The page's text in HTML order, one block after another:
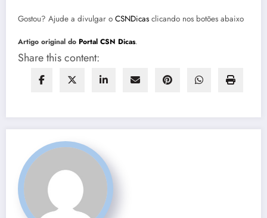
Gostou? Ajude a divulgar o CSNDicas clicando nos botões abaixo
Artigo original do Portal CSN Dicas.
Share this content: